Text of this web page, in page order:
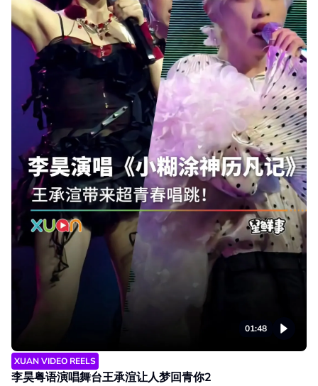
01:48
XUAN VIDEO REELS
李昊粤语演唱舞台王承渲让人梦回青你2